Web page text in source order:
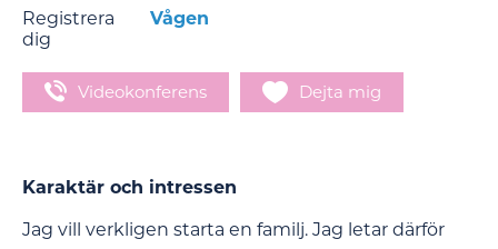
Registrera
dig
Vågen
Videokonferens Dejta mig
Karaktär och intressen
Jag vill verkligen starta en familj. Jag letar därför